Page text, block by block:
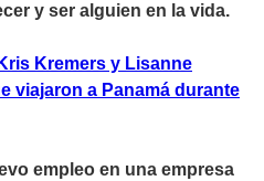
y ser alguien en la vida.
Kremers y Lisanne
viajaron a Panamá durante
empleo en una empresa